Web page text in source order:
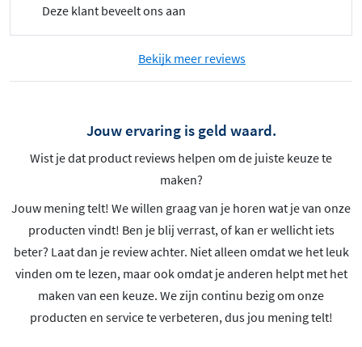
Deze klant beveelt ons aan
Bekijk meer reviews
Jouw ervaring is geld waard.
Wist je dat product reviews helpen om de juiste keuze te
maken?
Jouw mening telt! We willen graag van je horen wat je van onze
producten vindt! Ben je blij verrast, of kan er wellicht iets
beter? Laat dan je review achter. Niet alleen omdat we het leuk
vinden om te lezen, maar ook omdat je anderen helpt met het
maken van een keuze. We zijn continu bezig om onze
producten en service te verbeteren, dus jou mening telt!